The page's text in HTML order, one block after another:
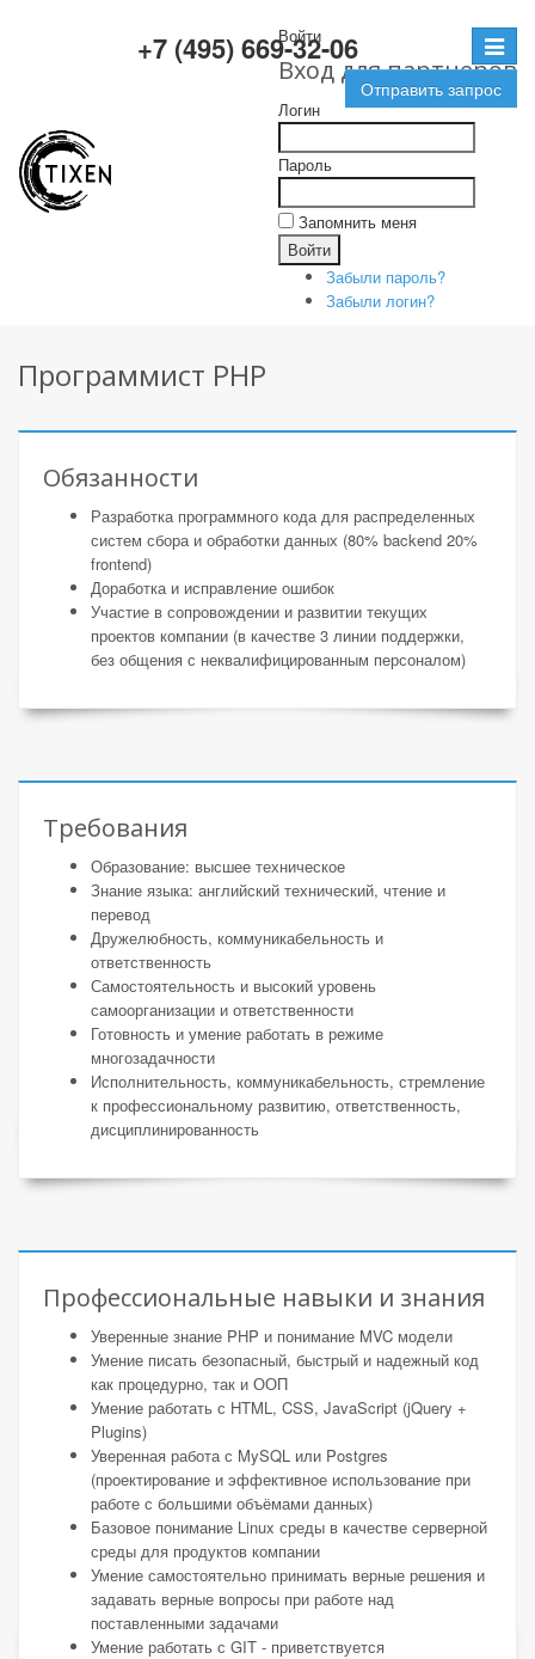
+7 (495) 669-32-06
Toggle
Отправить запрос
Войти
Вход для партнеров
Логин
Пароль
Запомнить меня
Забыли пароль?
Забыли логин?
Программист PHP
Обязанности
Разработка программного кода для распределенных
систем сбора и обработки данных (80% backend 20%
frontend)
Доработка и исправление ошибок
Участие в сопровождении и развитии текущих
проектов компании (в качестве 3 линии поддержки,
без общения с неквалифицированным персоналом)
Требования
Образование: высшее техническое
Знание языка: английский технический, чтение и
перевод
Дружелюбность, коммуникабельность и
ответственность
Самостоятельность и высокий уровень
самоорганизации и ответственности
Готовность и умение работать в режиме
многозадачности
Исполнительность, коммуникабельность, стремление
к профессиональному развитию, ответственность,
дисциплинированность
Профессиональные навыки и знания
Уверенные знание PHP и понимание MVC модели
Умение писать безопасный, быстрый и надежный код
как процедурно, так и ООП
Умение работать с HTML, CSS, JavaScript (jQuery +
Plugins)
Уверенная работа с MySQL или Postgres
(проектирование и эффективное использование при
работе с большими объёмами данных)
Базовое понимание Linux среды в качестве серверной
среды для продуктов компании
Умение самостоятельно принимать верные решения и
задавать верные вопросы при работе над
поставленными задачами
Умение работать с GIT - приветствуется